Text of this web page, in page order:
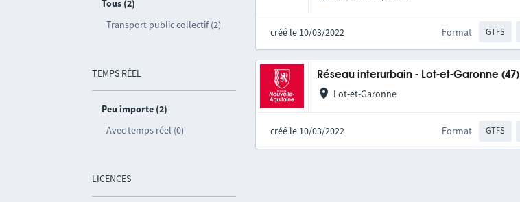
Tous (2)
Transport public collectif (2)
TEMPS RÉEL
Peu importe (2)
Avec temps réel (0)
LICENCES
créé le 10/03/2022 Format GTFS
Réseau interurbain - Lot-et-Garonne (47)
Lot-et-Garonne
créé le 10/03/2022 Format GTFS